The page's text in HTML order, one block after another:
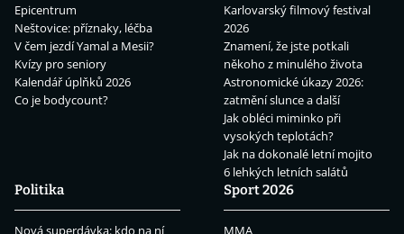
Epicentrum
Neštovice: příznaky, léčba
V čem jezdí Yamal a Mesii?
Kvízy pro seniory
Kalendář úplňků 2026
Co je bodycount?
Karlovarský filmový festival
2026
Znamení, že jste potkali
někoho z minulého života
Astronomické úkazy 2026:
zatmění slunce a další
Jak obléci miminko při
vysokých teplotách?
Jak na dokonalé letní mojito
6 lehkých letních salátů
Politika
Nová superdávka: kdo na ní
Sport 2026
MMA